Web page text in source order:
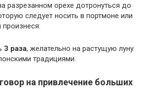
разрезанном орехе дотронуться до
следует носить в портмоне или
3 раза, желательно на растущую луну
традициями.
на привлечение больших